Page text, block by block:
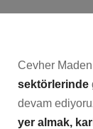
Cevher
sektörlerinde
devam
yer almak,